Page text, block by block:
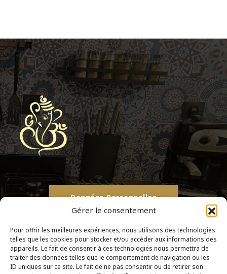
Gérer le consentement
Pour offrir les meilleures expériences, nous utilisons des technologies
telles que les cookies pour stocker et/ou accéder aux informations des
appareils. Le fait de consentir à ces technologies nous permettra de
traiter des données telles que le comportement de navigation ou les
ID uniques sur ce site. Le fait de ne pas consentir ou de retirer son
Données Personnelles